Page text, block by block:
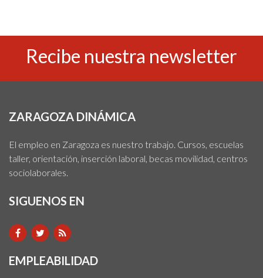
Recibe nuestra newsletter
ZARAGOZA DINÁMICA
El empleo en Zaragoza es nuestro trabajo. Cursos, escuelas
taller, orientación, inserción laboral, becas movilidad, centros
sociolaborales.
SIGUENOS EN
EMPLEABILIDAD